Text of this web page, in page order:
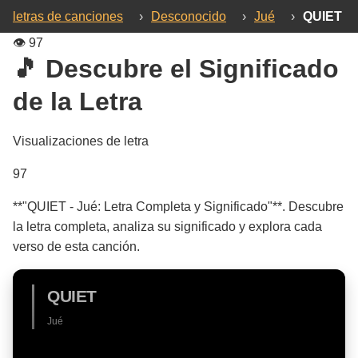
letras de canciones › Desconocido › Jué › QUIET
👁️ 97
🎵 Descubre el Significado
de la Letra
Visualizaciones de letra
97
**"QUIET - Jué: Letra Completa y Significado"**. Descubre
la letra completa, analiza su significado y explora cada
verso de esta canción.
QUIET
Jué